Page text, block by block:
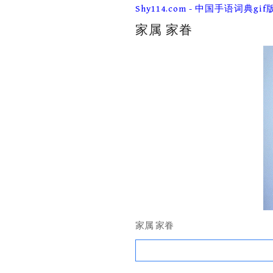
Skip
content
Shy114.com - 中国手语词典gif
家属 家眷
家属 家眷
Search